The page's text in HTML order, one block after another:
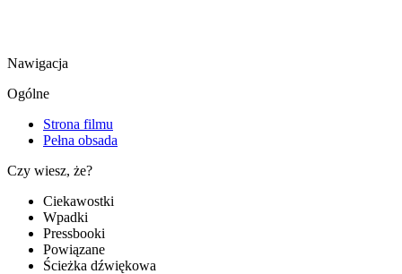
Nawigacja
Ogólne
Strona filmu
Pełna obsada
Czy wiesz, że?
Ciekawostki
Wpadki
Pressbooki
Powiązane
Ścieżka dźwiękowa